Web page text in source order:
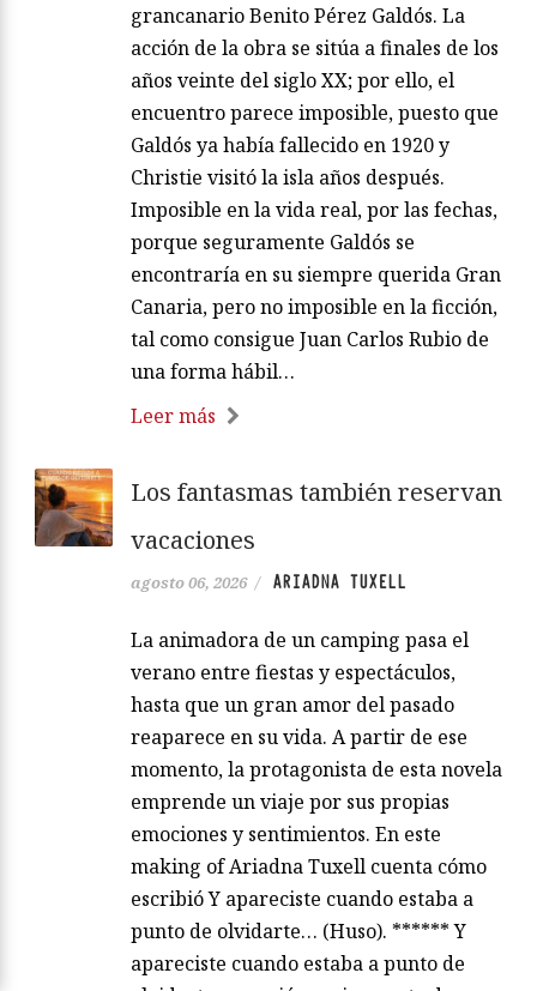
grancanario Benito Pérez Galdós. La
acción de la obra se sitúa a finales de los
años veinte del siglo XX; por ello, el
encuentro parece imposible, puesto que
Galdós ya había fallecido en 1920 y
Christie visitó la isla años después.
Imposible en la vida real, por las fechas,
porque seguramente Galdós se
encontraría en su siempre querida Gran
Canaria, pero no imposible en la ficción,
tal como consigue Juan Carlos Rubio de
una forma hábil…
Leer más
Los fantasmas también reservan
vacaciones
agosto 06, 2026 / ARIADNA TUXELL
La animadora de un camping pasa el
verano entre fiestas y espectáculos,
hasta que un gran amor del pasado
reaparece en su vida. A partir de ese
momento, la protagonista de esta novela
emprende un viaje por sus propias
emociones y sentimientos. En este
making of Ariadna Tuxell cuenta cómo
escribió Y apareciste cuando estaba a
punto de olvidarte… (Huso). ****** Y
apareciste cuando estaba a punto de